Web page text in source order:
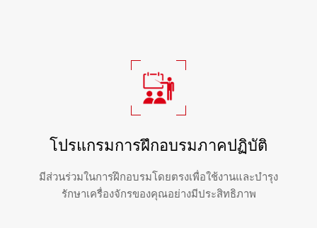
โปรแกรมการฝึกอบรมภาคปฏิบัติ
มีส่วนร่วมในการฝึกอบรมโดยตรงเพื่อใช้งานและบำรุง
รักษาเครื่องจักรของคุณอย่างมีประสิทธิภาพ